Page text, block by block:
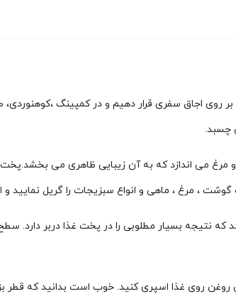
روی اجاق سفری قرار دهیم و در کمپینگ
چسبد.
می اندازد که به آن زیبایی ظاهری می بخشد.پخت
، مرغ ، ماهی و انواع سبزیجات را گریل نمایید